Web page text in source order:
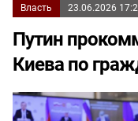
Власть 23.06.2026
Путин
Киева по